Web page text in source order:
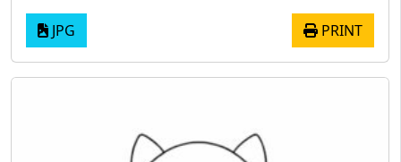
JPG PRINT